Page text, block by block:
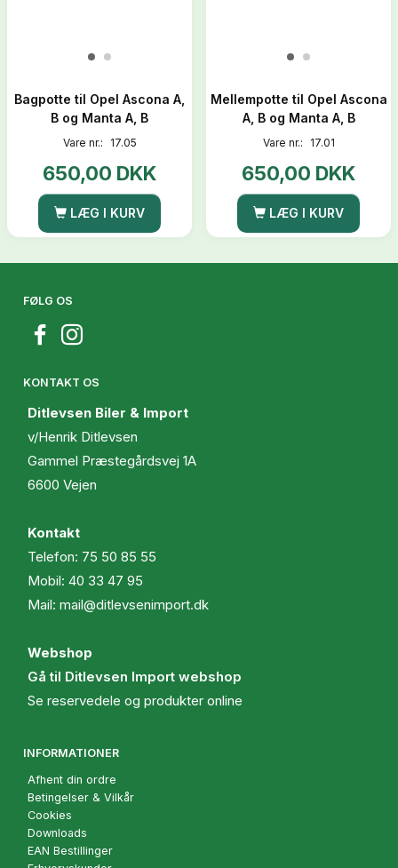
Bagpotte til Opel Ascona A,
B og Manta A, B
Vare nr.: 17.05
650,00 DKK
LÆG I KURV
Mellempotte til Opel Ascona
A, B og Manta A, B
Vare nr.: 17.01
650,00 DKK
LÆG I KURV
FØLG OS
KONTAKT OS
Ditlevsen Biler & Import
v/Henrik Ditlevsen
Gammel Præstegårdsvej 1A
6600 Vejen
Kontakt
Telefon: 75 50 85 55
Mobil: 40 33 47 95
Mail: mail@ditlevsenimport.dk
Webshop
Gå til Ditlevsen Import webshop
Se reservedele og produkter online
INFORMATIONER
Afhent din ordre
Betingelser & Vilkår
Cookies
Downloads
EAN Bestillinger